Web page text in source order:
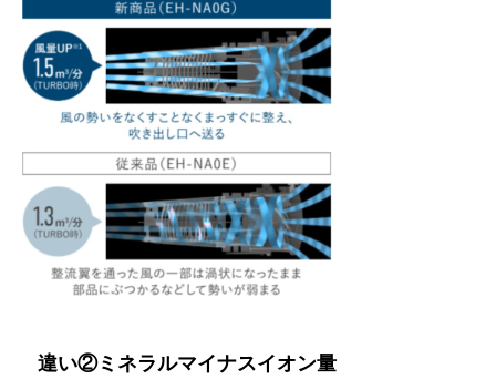
違い②ミネラルマイナスイオン量